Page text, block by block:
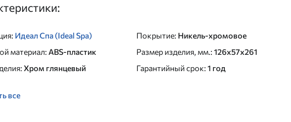
: Идеал Спа (Ideal Spa)
материал: ABS-пластик
: Хром глянцевый
Покрытие: Никель-хромовое
Размер изделия, мм.: 126х57х261
Гарантийный срок: 1 год
все